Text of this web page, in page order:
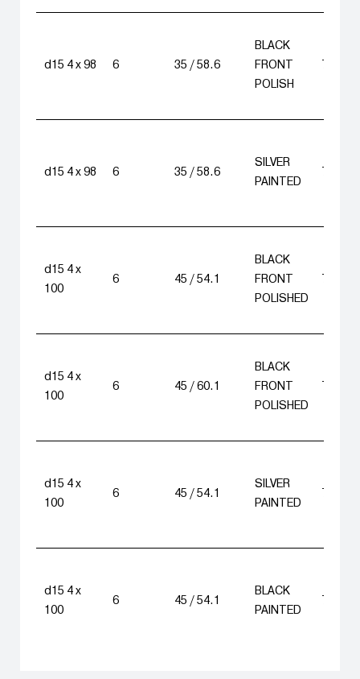
d15 4 x 98 6 35 / 58.6
BLACK
FRONT
POLISH
d15 4 x 98 6 35 / 58.6
SILVER
PAINTED
d15 4 x
100
6 45 / 54.1
BLACK
FRONT
POLISHED
d15 4 x
100
6 45 / 60.1
BLACK
FRONT
POLISHED
d15 4 x
100
6 45 / 54.1
SILVER
PAINTED
d15 4 x
100
6 45 / 54.1
BLACK
PAINTED